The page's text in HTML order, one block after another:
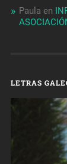
Paula en
LETRAS